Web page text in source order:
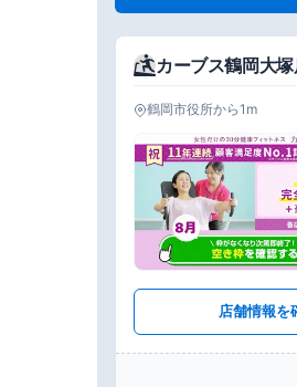
カーブス鶴岡大
鶴岡市役所から1m
店舗情報を